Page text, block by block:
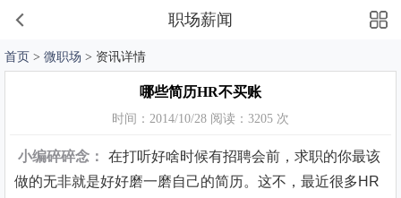
职场薪闻
首页 > 微职场 > 资讯详情
哪些简历HR不买账
时间：2014/10/28 阅读：3205 次
小编碎碎念：
在打听好啥时候有招聘会前，求职的你最该
做的无非就是好好磨一磨自己的简历。这不，最近很多HR